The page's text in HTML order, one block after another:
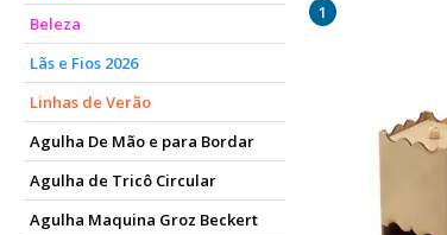
Beleza
Lãs e Fios 2026
Linhas de Verão
Agulha De Mão e para Bordar
Agulha de Tricô Circular
Agulha Maquina Groz Beckert
1